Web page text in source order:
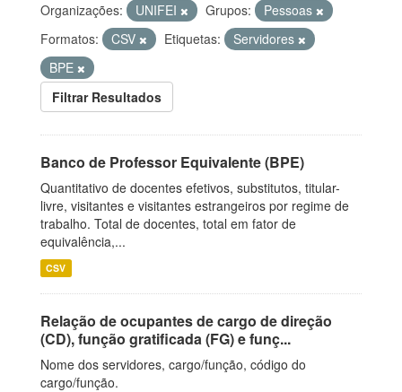
Organizações: UNIFEI Grupos:
Pessoas
Formatos:
CSV Etiquetas:
Servidores
BPE
Filtrar Resultados
Banco de Professor Equivalente (BPE)
Quantitativo de docentes efetivos, substitutos, titular-
livre, visitantes e visitantes estrangeiros por regime de
trabalho. Total de docentes, total em fator de
equivalência,...
CSV
Relação de ocupantes de cargo de direção
(CD), função gratificada (FG) e funç...
Nome dos servidores, cargo/função, código do
cargo/função.